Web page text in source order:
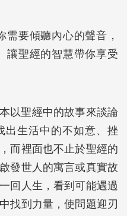
要傾聽內心的聲音，
讓聖經的智慧帶你享受
以聖經中的故事來談論
出生活中的不如意、挫
而裡面也不止於聖經的
發世人的寓言或真實故
回人生，看到可能遇過
找到力量，使問題迎刃